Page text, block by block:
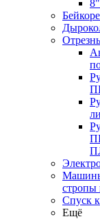
Машины
стропы
Спуск
Ещё